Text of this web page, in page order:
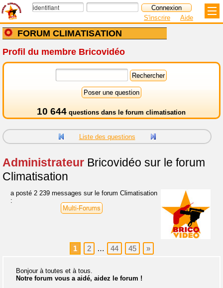
FORUM CLIMATISATION
S'inscrire Aide
Profil du membre Bricovidéo
10 644 questions dans le forum climatisation
Liste des questions
Administrateur Bricovidéo sur le forum
Climatisation
a posté 2 239 messages sur le forum Climatisation
:
Multi-Forums
1 2 … 44 45 »
Bonjour à toutes et à tous.
Notre forum vous a aidé, aidez le forum !